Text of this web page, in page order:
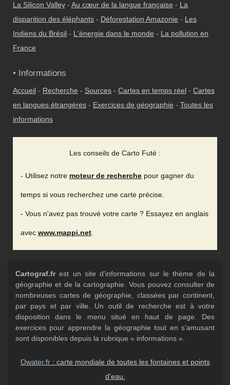
La Silicon Valley - Au cœur de la langue française - La
disparition des éléphants - Déforestation Amazonie - Les
Indiens du Brésil - L'énergie dans le monde - La pollution en
France
• Informations
Accueil - Recherche - Sources - Cartes en temps réel - Cartes
en langues étrangères - Exercices de géographie - Toutes les
informations
Les conseils de Carto Futé :
- Utilisez notre moteur de recherche pour gagner du
temps si vous recherchez une carte précise.
- Vous n'avez pas trouvé votre carte ? Essayez en anglais
avec www.mappi.net
Cartograf.frest un site d'informations sur le thème de la
géographie et de la cartographie. Vous pouvez consulter de
nombreuses cartes de géographie, classées par continent,
par pays et par ville. Un outil de recherche est à votre
disposition dans le menu situé en haut de page. Des
exercices pour apprendre la géographie tout en s'amusant
sont disponibles depuis la rubrique « informations ».
Owater.fr: carte mondiale de toutes les fontaines et points
d'eau.